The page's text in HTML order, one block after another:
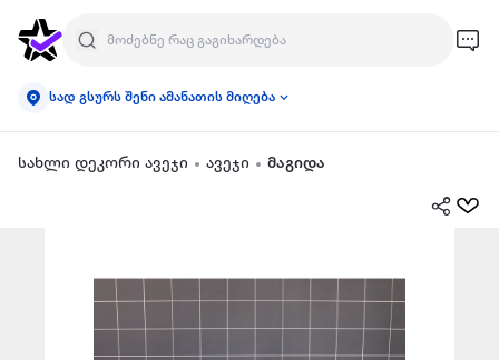
სად გსურს შენი ამანათის მიღება
სახლი დეკორი ავეჯი ავეჯი მაგიდა